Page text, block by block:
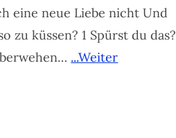
eine neue Liebe nicht Und
zu küssen? 1 Spürst du das?
...Weiter